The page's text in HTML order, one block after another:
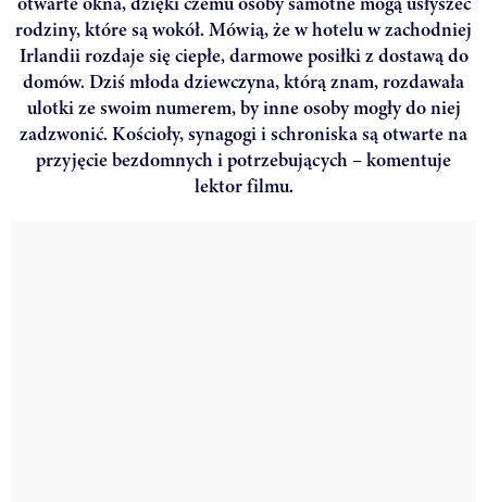
rodziny, które są wokół. Mówią, że w hotelu w zachodniej
Irlandii rozdaje się ciepłe, darmowe posiłki z dostawą do
domów. Dziś młoda dziewczyna, którą znam, rozdawała
ulotki ze swoim numerem, by inne osoby mogły do niej
zadzwonić. Kościoły, synagogi i schroniska są otwarte na
przyjęcie bezdomnych i potrzebujących – komentuje
lektor filmu.